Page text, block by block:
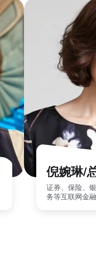
倪婉琳/
证券、保险、
务等互联网金